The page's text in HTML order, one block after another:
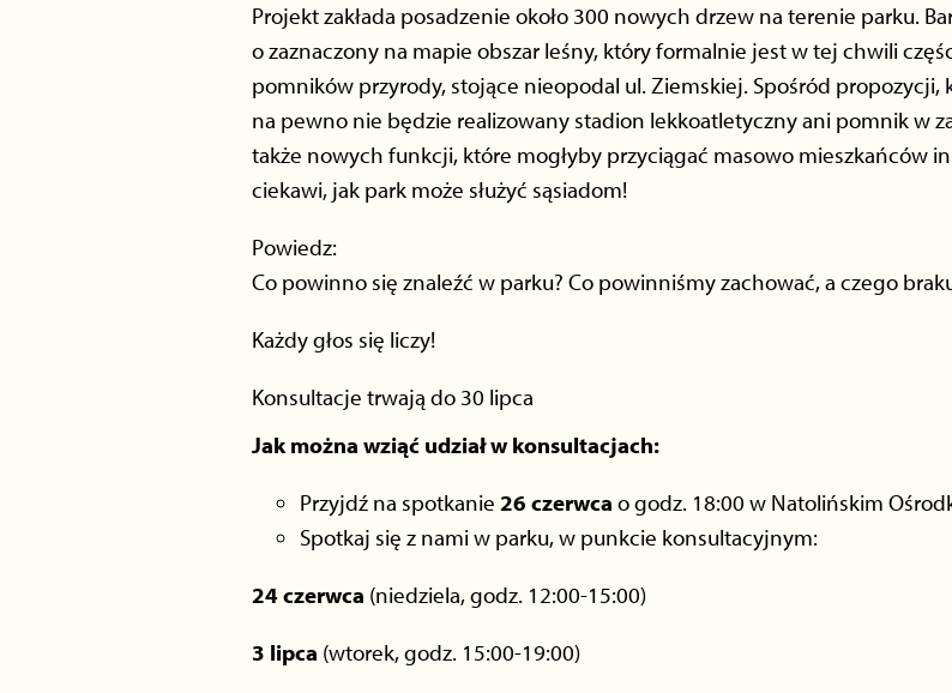
Projekt zakłada posadzenie około 300 nowych drzew na terenie parku.
o zaznaczony na mapie obszar leśny, który formalnie jest w tej chwili
pomników przyrody, stojące nieopodal ul. Ziemskiej. Spośród propozycji,
na pewno nie będzie realizowany stadion lekkoatletyczny ani pomnik w
także nowych funkcji, które mogłyby przyciągać masowo mieszkańców
ciekawi, jak park może służyć sąsiadom!
Powiedz:
Co powinno się znaleźć w parku? Co powinniśmy zachować, a czego
Każdy głos się liczy!
Konsultacje trwają do 30 lipca
Jak można wziąć udział w konsultacjach:
Przyjdź na spotkanie 26 czerwca o godz. 18:00 w Natolińskim
Spotkaj się z nami w parku, w punkcie konsultacyjnym:
24 czerwca (niedziela, godz. 12:00-15:00)
3 lipca (wtorek, godz. 15:00-19:00)